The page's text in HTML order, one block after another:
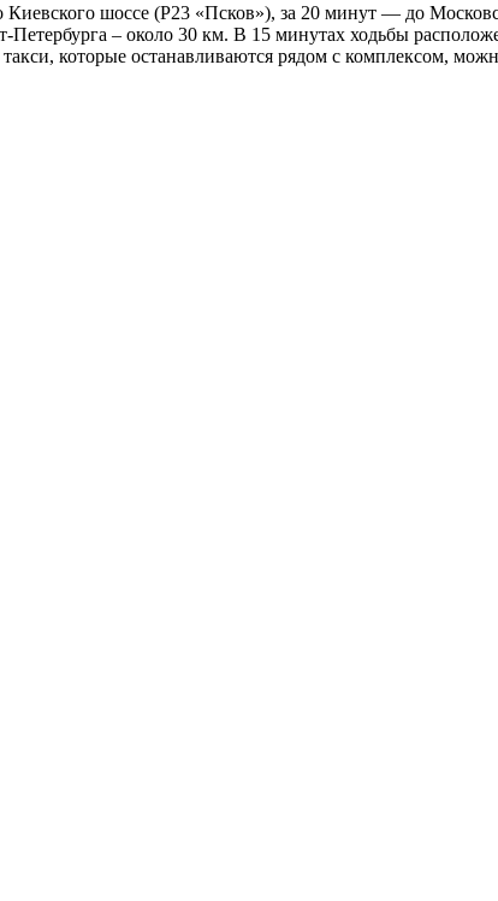
шоссе (Р23 «Псков»), за 20 минут — до
– около 30 км. В 15 минутах ходьбы
которые останавливаются рядом с комплексом,